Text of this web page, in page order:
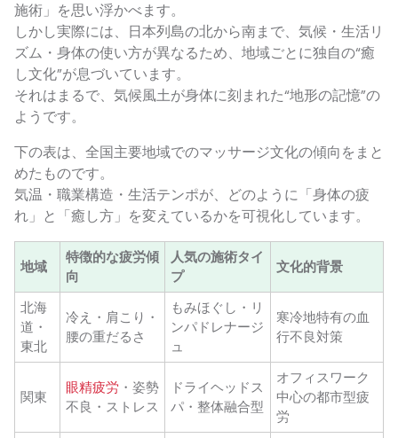
施術」を思い浮かべます。
しかし実際には、日本列島の北から南まで、気候・生活リ
ズム・身体の使い方が異なるため、地域ごとに独自の“癒
し文化”が息づいています。
それはまるで、気候風土が身体に刻まれた“地形の記憶”の
ようです。
下の表は、全国主要地域でのマッサージ文化の傾向をまと
めたものです。
気温・職業構造・生活テンポが、どのように「身体の疲
れ」と「癒し方」を変えているかを可視化しています。
地域
特徴的な疲労傾
向
人気の施術タイ
プ
文化的背景
北海
道・
東北
冷え・肩こり・
腰の重だるさ
もみほぐし・リ
ンパドレナージ
ュ
寒冷地特有の血
行不良対策
関東
眼精疲労 ・姿勢
不良・ストレス
ドライヘッドス
パ・整体融合型
オフィスワーク
中心の都市型疲
労